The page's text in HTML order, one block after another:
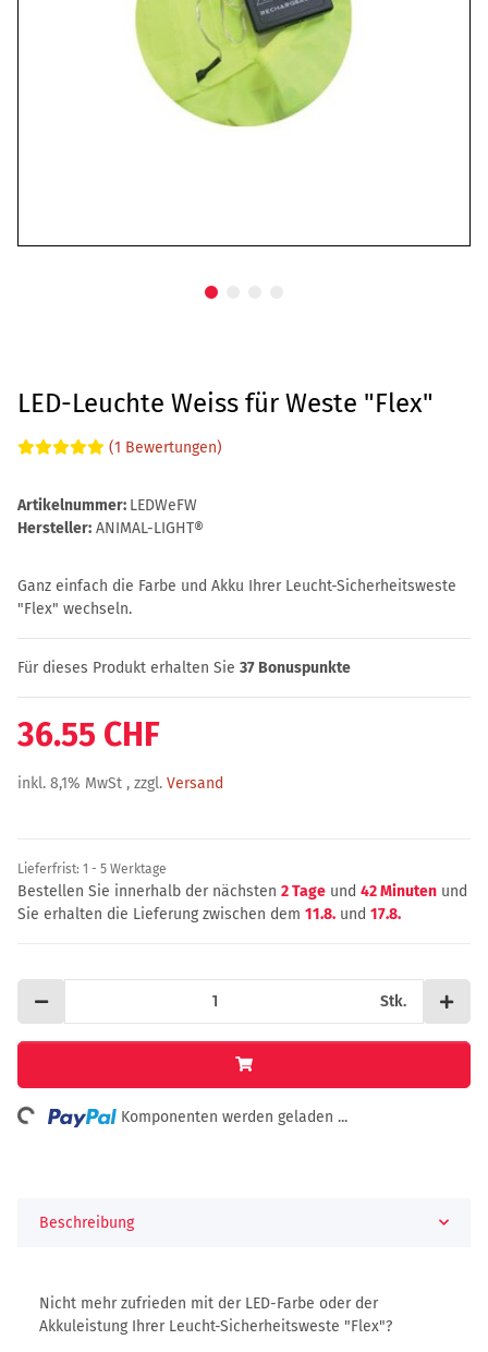
LED-Leuchte Weiss für Weste "Flex"
(1 Bewertungen)
Artikelnummer: LEDWeFW
Hersteller: ANIMAL-LIGHT®
Ganz einfach die Farbe und Akku Ihrer Leucht-Sicherheitsweste
"Flex" wechseln.
Für dieses Produkt erhalten Sie 37 Bonuspunkte
36.55 CHF
inkl. 8,1% MwSt , zzgl. Versand
Lieferfrist: 1 - 5 Werktage
Bestellen Sie innerhalb der nächsten 2 Tage und 42 Minuten und
Sie erhalten die Lieferung zwischen dem 11.8. und 17.8.
Stk.
Komponenten werden geladen ...
Beschreibung
Nicht mehr zufrieden mit der LED-Farbe oder der
Akkuleistung Ihrer Leucht-Sicherheitsweste "Flex"?